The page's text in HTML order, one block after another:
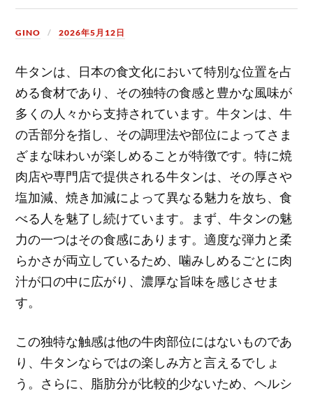
GINO 2026年5月12日
牛タンは、日本の食文化において特別な位置を占
める食材であり、その独特の食感と豊かな風味が
多くの人々から支持されています。牛タンは、牛
の舌部分を指し、その調理法や部位によってさま
ざまな味わいが楽しめることが特徴です。特に焼
肉店や専門店で提供される牛タンは、その厚さや
塩加減、焼き加減によって異なる魅力を放ち、食
べる人を魅了し続けています。まず、牛タンの魅
力の一つはその食感にあります。適度な弾力と柔
らかさが両立しているため、噛みしめるごとに肉
汁が口の中に広がり、濃厚な旨味を感じさせま
す。
この独特な触感は他の牛肉部位にはないものであ
り、牛タンならではの楽しみ方と言えるでしょ
う。さらに、脂肪分が比較的少ないため、ヘルシ